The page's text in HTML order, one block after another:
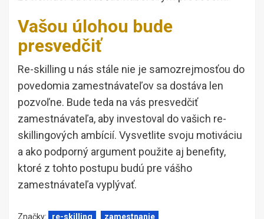
Vašou úlohou bude
presvedčiť
Re-skilling u nás stále nie je samozrejmosťou do
povedomia zamestnávateľov sa dostáva len
pozvoľne. Bude teda na vás presvedčiť
zamestnávateľa, aby investoval do vašich re-
skillingových ambícií. Vysvetlite svoju motiváciu
a ako podporný argument použite aj benefity,
ktoré z tohto postupu budú pre vášho
zamestnávateľa vyplývať.
Značky: re-skilling zamestnanie